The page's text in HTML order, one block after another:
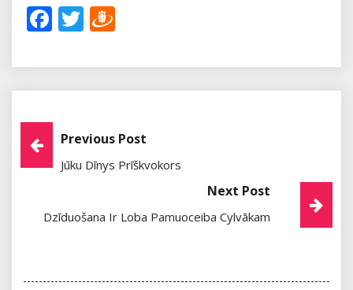
Facebook
Twitter
Post
Navigation
Previous Post
Jūku Dīnys Prīškvokors
Next Post
Dzīduošana Ir Loba Pamuoceiba Cylvākam